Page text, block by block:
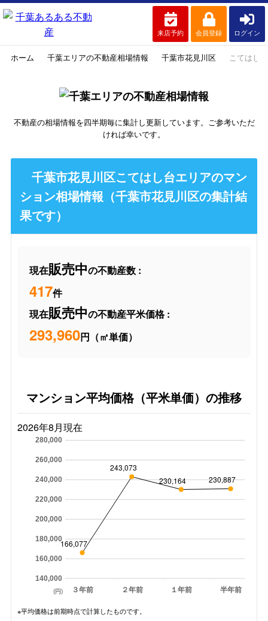
来店予約 会員登録 ログイン
ホーム 千葉エリアの不動産相場情報 千葉市花見川区 こてはし台
不動産の相場情報を四半期毎に集計し更新しています。ご参考いただ
ければ幸いです。
千葉市花見川区こてはし台エリアのマン
ション相場情報（千葉市花見川区の集計結
果です）
現在販売中の不動産数 :
417件
現在販売中の不動産平米価格 :
293,960円（㎡単価）
マンション平均価格（平米単価）の推移
2026年8月現在
３年前 ２年前 １年前 半年前
140,000
160,000
180,000
200,000
220,000
240,000
260,000
280,000
166,077
243,073
230,164
230,887
(円)
※平均価格は前期時点で計算したものです。